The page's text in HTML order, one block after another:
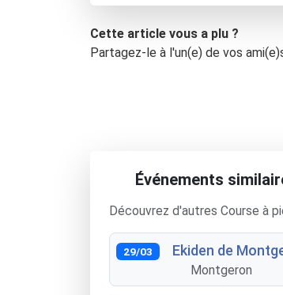
Cette article vous a plu ?
Partagez-le à l'un(e) de vos
Événements
Découvrez d'autres Course à
29/03 Ekiden de
Montgeron